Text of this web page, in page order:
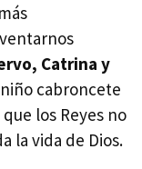
Catrina y
cabroncete
los Reyes no
la vida de Dios.